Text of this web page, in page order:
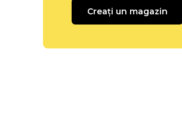
Creați un magazin